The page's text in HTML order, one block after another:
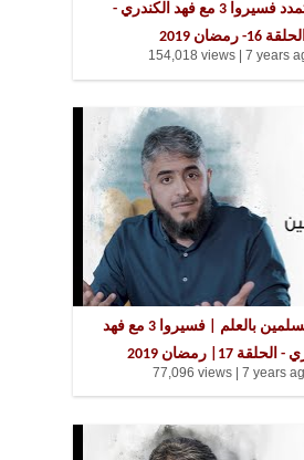
الكون يتمدد فسيروا 3 مع فهد الكندري -
16- رمضان 2019
154,018 views |7 years
تخلف المسلمين بالعلم | فسيروا 3 مع فهد
17| رمضان 2019
77,096 views | 7 years